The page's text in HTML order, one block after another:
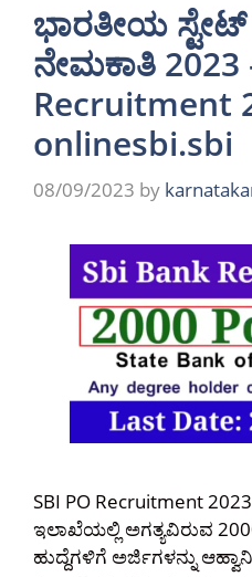
ಭಾರತೀಯ
ನೇಮಕಾತಿ 2023
Recruitment
onlinesbi.sbi
08/09/2023 by
SBI PO Recruitment
ಇಲಾಖೆಯಲ್ಲಿ ಅಗತ್ಯವಿರುವ
ಹುದ್ದೆಗಳಿಗೆ ಅರ್ಜಿಗಳನ್ನು